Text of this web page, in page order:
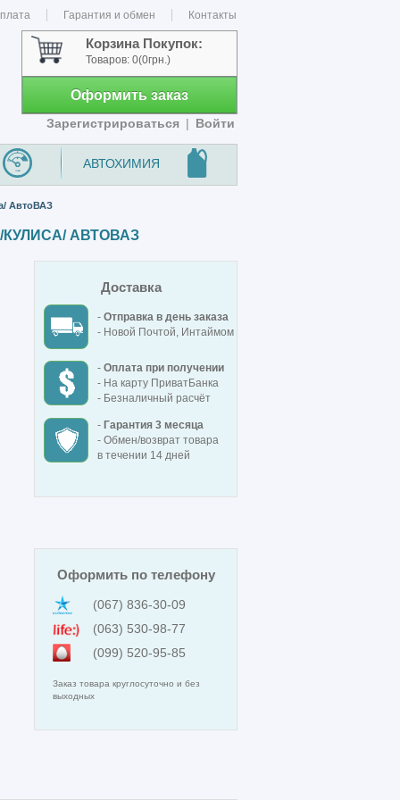
Гарантия и обмен Контакты
Корзина Покупок:
Товаров: 0(0грн.)
Оформить заказ
Зарегистрироваться | Войти
АВТОХИМИЯ
АвтоВАЗ
АВТОВАЗ
Доставка
- Отправка в день заказа
- Новой Почтой, Интаймом
- Оплата при получении
- На карту ПриватБанка
- Безналичный расчёт
- Гарантия 3 месяца
- Обмен/возврат товара
в течении 14 дней
Оформить по телефону
(067) 836-30-09
(063) 530-98-77
(099) 520-95-85
Заказ товара круглосуточно и без
выходных